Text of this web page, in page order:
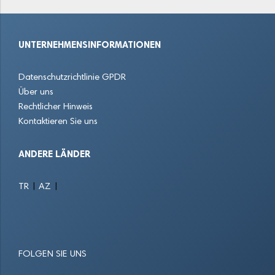
Finthen Frankenthal
Gau-Algesheim
Ingelheim am Rhein
UNTERNEHMENSINFORMATIONEN
Datenschutzrichtlinie GPDR
Über uns
Rechtlicher Hinweis
Kontaktieren Sie uns
ANDERE LÄNDER
TR AZ
FOLGEN SIE UNS